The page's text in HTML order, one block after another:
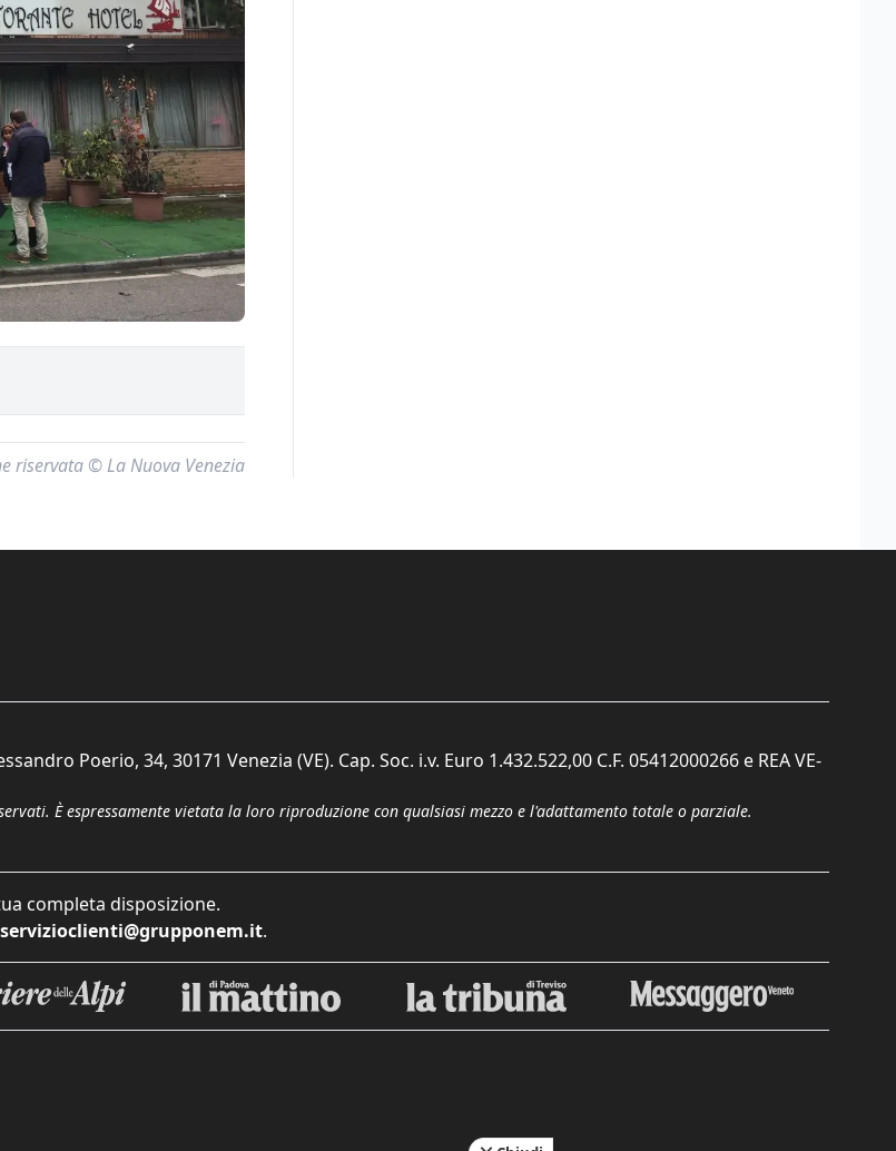
riservata © La Nuova Venezia
Poerio, 34, 30171 Venezia (VE). Cap. Soc. i.v. Euro 1.432.522,00 C.F. 05412000266 e REA VE-
È espressamente vietata la loro riproduzione con qualsiasi mezzo e l'adattamento totale o parziale.
completa disposizione.
servizioclienti@grupponem.it.